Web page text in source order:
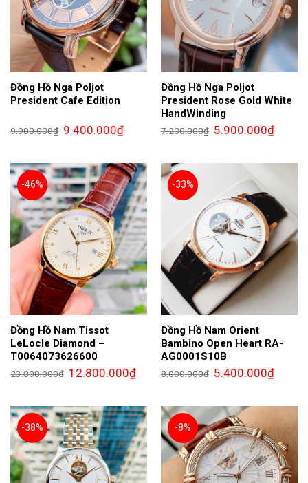
Đồng Hồ Nga Poljot
President Cafe Edition
9.900.000₫ Giá
gốc
9.400.000₫Giá
hiện
9.400.000₫.
Đồng Hồ Nga Poljot
President Rose Gold White
HandWinding
7.200.000₫ Giá
gốc
5.900.000₫Giá
hiện
-46%
Đồng Hồ Nam Tissot
LeLocle Diamond –
T0064073626600
23.800.000₫ Giá
gốc
12.800.000₫Giá
hiện
12.800.000₫.
-33%
Đồng Hồ Nam Orient
Bambino Open Heart RA-
AG0001S10B
8.000.000₫ Giá
gốc
5.400.000₫Giá
hiện
-38%
-8%